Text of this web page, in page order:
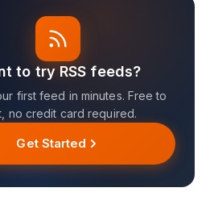
to try RSS feeds?
first feed in minutes. Free to
no credit card required.
Get Started